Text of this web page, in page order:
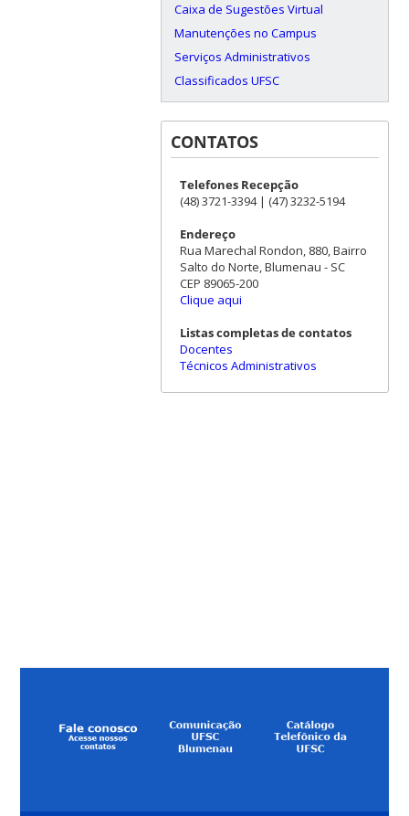
Caixa de Sugestões Virtual
Manutenções no Campus
Serviços Administrativos
Classificados UFSC
CONTATOS
Telefones Recepção
(48) 3721-3394 | (47) 3232-5194
Endereço
Rua Marechal Rondon, 880, Bairro
Salto do Norte, Blumenau - SC
CEP 89065-200
Clique aqui
Listas completas de contatos
Docentes
Técnicos Administrativos